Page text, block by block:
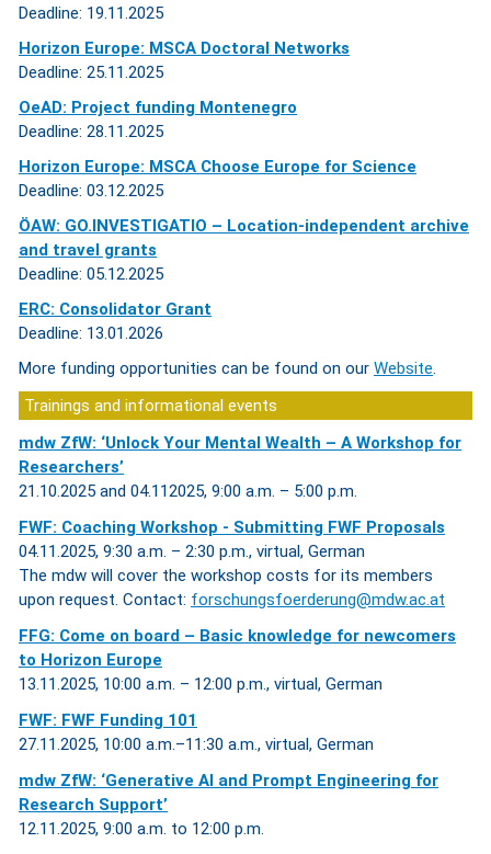
Deadline: 19.11.2025
Horizon Europe: MSCA Doctoral Networks
Deadline: 25.11.2025
OeAD: Project funding Montenegro
Deadline: 28.11.2025
Horizon Europe: MSCA Choose Europe for Science
Deadline: 03.12.2025
ÖAW: GO.INVESTIGATIO – Location-independent archive
and travel grants
Deadline: 05.12.2025
ERC: Consolidator Grant
Deadline: 13.01.2026
More funding opportunities can be found on our Website.
Trainings and informational events
mdw ZfW: ‘Unlock Your Mental Wealth – A Workshop for
Researchers’
21.10.2025 and 04.112025, 9:00 a.m. – 5:00 p.m.
FWF: Coaching Workshop - Submitting FWF Proposals
04.11.2025, 9:30 a.m. – 2:30 p.m., virtual, German
The mdw will cover the workshop costs for its members
upon request. Contact: forschungsfoerderung@mdw.ac.at
FFG: Come on board – Basic knowledge for newcomers
to Horizon Europe
13.11.2025, 10:00 a.m. – 12:00 p.m., virtual, German
FWF: FWF Funding 101
27.11.2025, 10:00 a.m.–11:30 a.m., virtual, German
mdw ZfW: ‘Generative AI and Prompt Engineering for
Research Support’
12.11.2025, 9:00 a.m. to 12:00 p.m.